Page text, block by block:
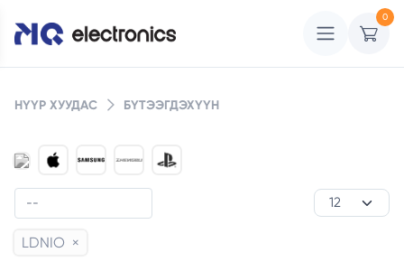
0
НҮҮР ХУУДАС БҮТЭЭГДЭХҮҮН
LDNIO ×